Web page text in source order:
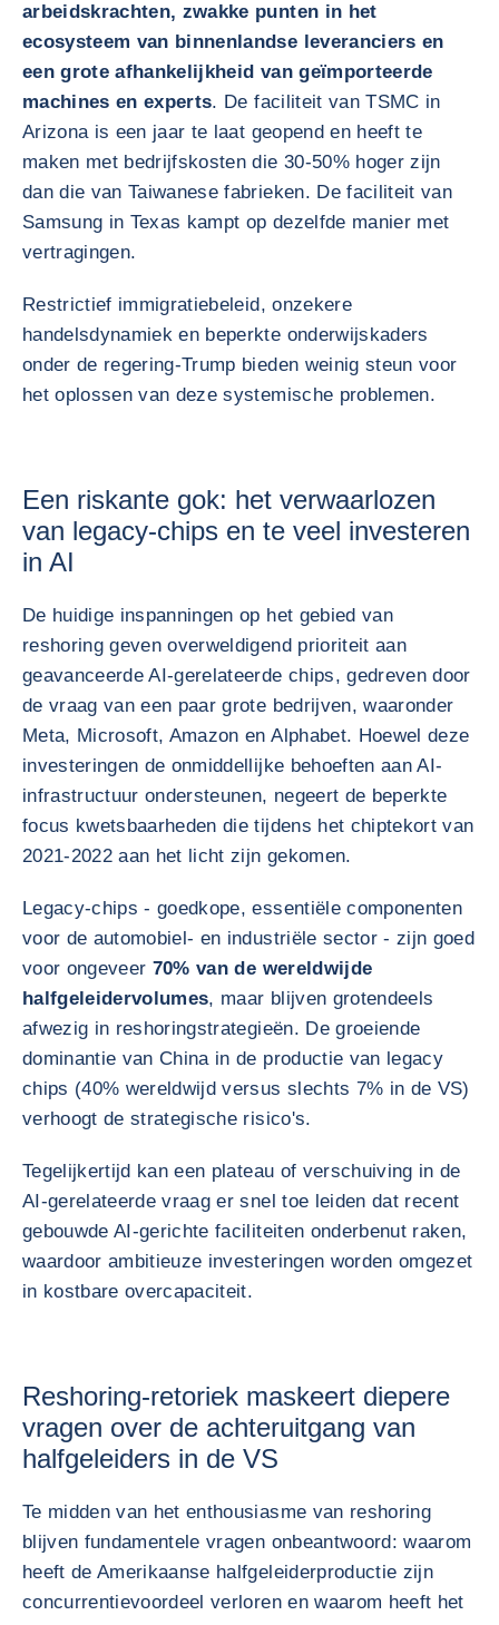
arbeidskrachten, zwakke punten in het
ecosysteem van binnenlandse leveranciers en
een grote afhankelijkheid van geïmporteerde
machines en experts. De faciliteit van TSMC in
Arizona is een jaar te laat geopend en heeft te
maken met bedrijfskosten die 30-50% hoger zijn
dan die van Taiwanese fabrieken. De faciliteit van
Samsung in Texas kampt op dezelfde manier met
vertragingen.
Restrictief immigratiebeleid, onzekere
handelsdynamiek en beperkte onderwijskaders
onder de regering-Trump bieden weinig steun voor
het oplossen van deze systemische problemen.
Een riskante gok: het verwaarlozen
van legacy-chips en te veel investeren
in AI
De huidige inspanningen op het gebied van
reshoring geven overweldigend prioriteit aan
geavanceerde AI-gerelateerde chips, gedreven door
de vraag van een paar grote bedrijven, waaronder
Meta, Microsoft, Amazon en Alphabet. Hoewel deze
investeringen de onmiddellijke behoeften aan AI-
infrastructuur ondersteunen, negeert de beperkte
focus kwetsbaarheden die tijdens het chiptekort van
2021-2022 aan het licht zijn gekomen.
Legacy-chips - goedkope, essentiële componenten
voor de automobiel- en industriële sector - zijn goed
voor ongeveer 70% van de wereldwijde
halfgeleidervolumes, maar blijven grotendeels
afwezig in reshoringstrategieën. De groeiende
dominantie van China in de productie van legacy
chips (40% wereldwijd versus slechts 7% in de VS)
verhoogt de strategische risico's.
Tegelijkertijd kan een plateau of verschuiving in de
AI-gerelateerde vraag er snel toe leiden dat recent
gebouwde AI-gerichte faciliteiten onderbenut raken,
waardoor ambitieuze investeringen worden omgezet
in kostbare overcapaciteit.
Reshoring-retoriek maskeert diepere
vragen over de achteruitgang van
halfgeleiders in de VS
Te midden van het enthousiasme van reshoring
blijven fundamentele vragen onbeantwoord: waarom
heeft de Amerikaanse halfgeleiderproductie zijn
concurrentievoordeel verloren en waarom heeft het